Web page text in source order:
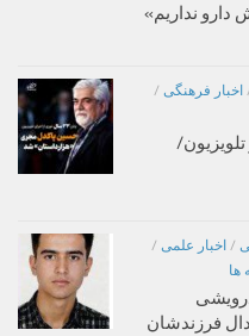
دارو نداریم»
اخبار فرهنگی /
از ۳۳ سال در تلویزیون/
/ اخبار علمی /
ها
فرزندشان